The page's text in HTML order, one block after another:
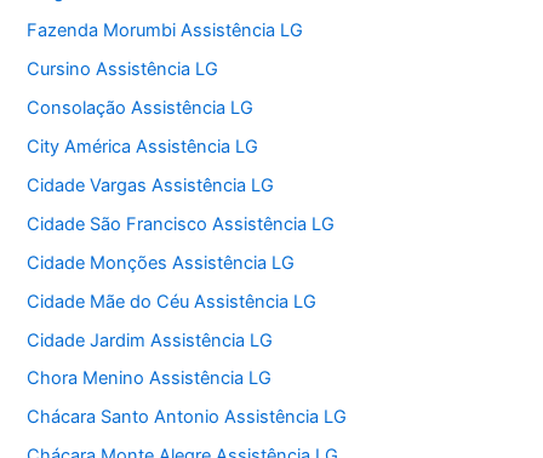
Fazenda Morumbi Assistência LG
Cursino Assistência LG
Consolação Assistência LG
City América Assistência LG
Cidade Vargas Assistência LG
Cidade São Francisco Assistência LG
Cidade Monções Assistência LG
Cidade Mãe do Céu Assistência LG
Cidade Jardim Assistência LG
Chora Menino Assistência LG
Chácara Santo Antonio Assistência LG